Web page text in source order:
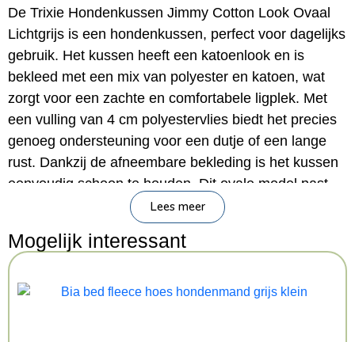
De Trixie Hondenkussen Jimmy Cotton Look Ovaal
Lichtgrijs is een hondenkussen, perfect voor dagelijks
gebruik. Het kussen heeft een katoenlook en is
bekleed met een mix van polyester en katoen, wat
zorgt voor een zachte en comfortabele ligplek. Met
een vulling van 4 cm polyestervlies biedt het precies
genoeg ondersteuning voor een dutje of een lange
rust. Dankzij de afneembare bekleding is het kussen
eenvoudig schoon te houden. Dit ovale model past
bovendien perfect in verschillende kunststof
hondenmanden.- Comfortabele hondenkussen
– Met afneembare bekleding
– Vulling van 4 cm polyestervliesAfmetingen: 70X47
CM
Lees meer
Mogelijk interessant